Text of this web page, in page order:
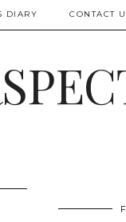
DIARY CONTACT